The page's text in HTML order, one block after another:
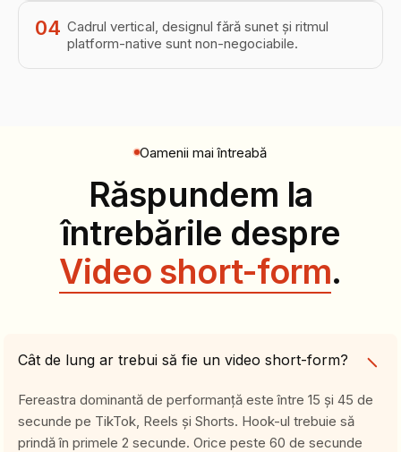
04 Cadrul vertical, designul fără sunet și ritmul
platform-native sunt non-negociabile.
Oamenii mai întreabă
Răspundem la
întrebările despre
Video short-form.
Cât de lung ar trebui să fie un video short-form?
Fereastra dominantă de performanță este între 15 și 45 de
secunde pe TikTok, Reels și Shorts. Hook-ul trebuie să
prindă în primele 2 secunde. Orice peste 60 de secunde